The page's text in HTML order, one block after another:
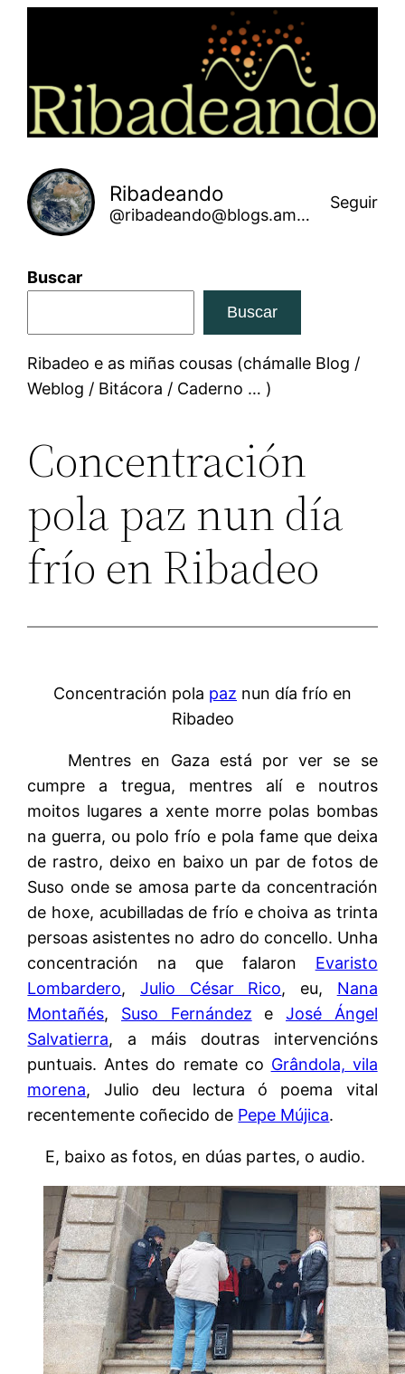
Ribadeando
@ribadeando@blogs.amarinha.gal
Seguir
Buscar
Buscar
Ribadeo e as miñas cousas (chámalle Blog /
Weblog / Bitácora / Caderno … )
Concentración
pola paz nun día
frío en Ribadeo
Concentración pola paz nun día frío en
Ribadeo
Mentres en Gaza está por ver se se
cumpre a tregua, mentres alí e noutros
moitos lugares a xente morre polas bombas
na guerra, ou polo frío e pola fame que deixa
de rastro, deixo en baixo un par de fotos de
Suso onde se amosa parte da concentración
de hoxe, acubilladas de frío e choiva as trinta
persoas asistentes no adro do concello. Unha
concentración na que falaron Evaristo
Lombardero,Julio César Rico, eu, Nana
Montañés, Suso Fernández e José Ángel
Salvatierra, a máis doutras intervencións
puntuais. Antes do remate co Grândola, vila
morena, Julio deu lectura ó poema vital
recentemente coñecido de Pepe Mújica.
E, baixo as fotos, en dúas partes, o audio.